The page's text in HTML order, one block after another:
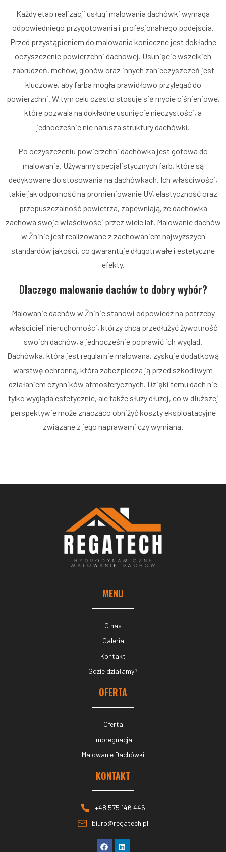
Każdy etap realizacji usługi malowania dachówki wymaga
odpowiedniego przygotowania i profesjonalnego podejścia.
Przed przystąpieniem do malowania konieczne jest dokładne
oczyszczenie powierzchni dachowej. Usunięcie wszelkich
zabrudzeń, mchów, glonów oraz innych zanieczyszczeń jest
kluczowe, aby farba mogła prawidłowo przylegać do
powierzchni. W tym celu często stosuje się mycie ciśnieniowe,
które pozwala na dokładne usunięcie nieczystości, a
jednocześnie nie narusza struktury dachówki.
Po oczyszczeniu powierzchni dachówka jest gotowa do
malowania. Używamy specjalistycznych farb, które są
dedykowane do stosowania na dachówkach. Ich właściwości,
takie jak odporność na promieniowanie UV, elastyczność oraz
przepuszczalność powietrza, zapewniają, że dachówka
zachowa swoje właściwości przez wiele lat. Malowanie dachów
w Żninie jest realizowane z zachowaniem najwyższych
standardów jakości, co gwarantuje długotrwałe i estetyczne
efekty.
Dlaczego malowanie dachów to dobry wybór?
Malowanie dachów w Żninie stanowi odpowiedź na potrzeby
właścicieli nieruchomości, którzy chcą przedłużyć żywotność
swoich dachów, a jednocześnie poprawić ich wygląd.
Dachówka, która jest regularnie malowana, zyskuje dodatkową
warstwę ochronną, która zabezpiecza ją przed szkodliwym
działaniem czynników atmosferycznych. Dzięki temu dach nie
tylko wygląda estetycznie, ale także służy dłużej, co w dłuższej
perspektywie może znacząco obniżyć koszty eksploatacyjne
związane z jego naprawami czy wymianą.
MENU
O nas
Galeria
Kontakt
Gdzie działamy?
OFERTA
Oferta
Impregnacja
Malowanie Dachówki
KONTAKT
+48 575 146 446
biuro@regatech.pl